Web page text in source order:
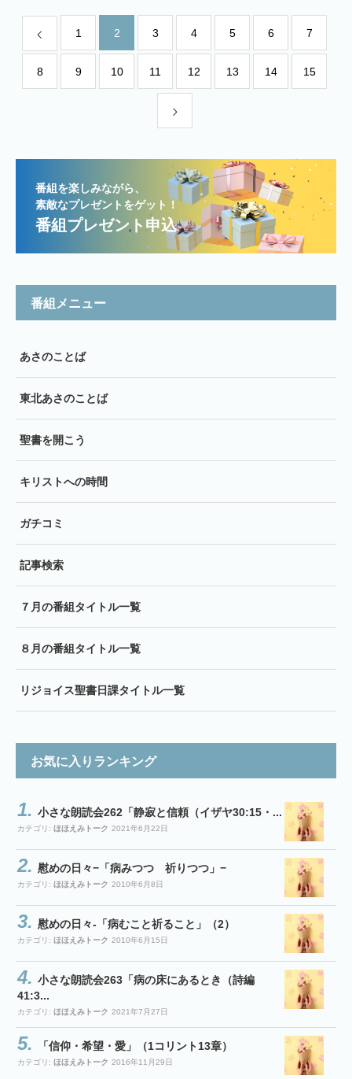
1 2 3 4 5 6 7
8 9 10 11 12 13 14 15
番組を楽しみながら、
素敵なプレゼントをゲット！
番組プレゼント申込
番組メニュー
あさのことば
東北あさのことば
聖書を開こう
キリストへの時間
ガチコミ
記事検索
７月の番組タイトル一覧
８月の番組タイトル一覧
リジョイス聖書日課タイトル一覧
お気に入りランキング
小さな朗読会262「静寂と信頼（イザヤ30:15・...
カテゴリ: ほほえみトーク 2021年6月22日
慰めの日々−「病みつつ 祈りつつ」−
カテゴリ: ほほえみトーク 2010年6月8日
慰めの日々-「病むこと祈ること」（2）
カテゴリ: ほほえみトーク 2010年6月15日
小さな朗読会263「病の床にあるとき（詩編
41:3...
カテゴリ: ほほえみトーク 2021年7月27日
「信仰・希望・愛」（1コリント13章）
カテゴリ: ほほえみトーク 2016年11月29日